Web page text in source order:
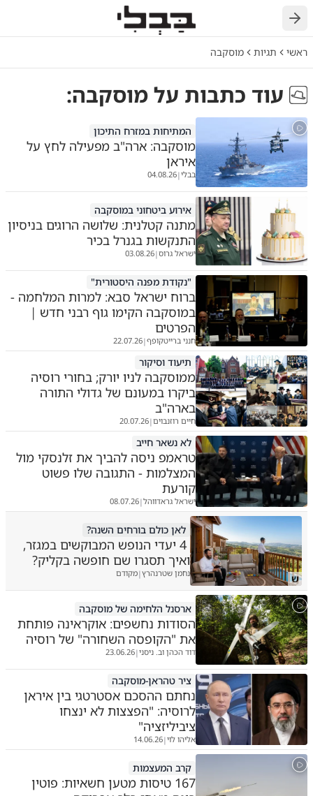
חזרה
ראשי תגיות מוסקבה
עוד כתבות עלמוסקבה:
המתיחות במזרח התיכון
מוסקבה: ארה"ב מפעילה לחץ על
איראן
בבלי|
04.08.26
אירוע ביטחוני במוסקבה
מתנה קטלנית: שלושה הרוגים בניסיון
התנקשות בגנרל בכיר
ישראל גרוס|
03.08.26
"נקודת מפנה היסטורית"
ברוח ישראל סבא: למרות המלחמה -
במוסקבה הקימו גוף רבני חדש |
הפרטים
חנני ברייטקופף|
22.07.26
תיעוד וסיקור
ממוסקבה לניו יורק; בחורי רוסיה
ביקרו במעונם של גדולי התורה
בארה"ב
חיים רוזנבוים|
20.07.26
לא נשאר חייב
טראמפ ניסה להביך את זלנסקי מול
המצלמות - התגובה שלו פשוט
קורעת
ישראל גראדווהל|
08.07.26
ש
לאן כולם בורחים השנה?
4 יעדי הנופש המבוקשים במגזר,
ואיך תסגרו שם חופשה בקליק?
נחמן שטרנהרץ|מקודם
ארסנל הלחימה של מוסקבה
הסודות נחשפים: אוקראינה פותחת
את "הקופסה השחורה" של רוסיה
דוד הכהן וב. ניסני|
23.06.26
ציר טהראן-מוסקבה
נחתם ההסכם אסטרטגי בין איראן
לרוסיה: "הפצצות לא ינצחו
ציביליזציה"
אליהו לוי|
14.06.26
קרב המעצמות
167 טיסות מטען חשאיות: פוטין